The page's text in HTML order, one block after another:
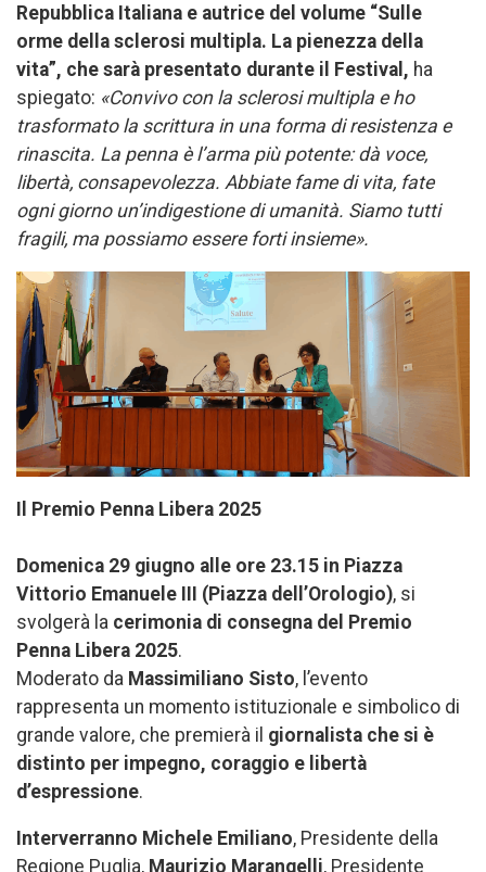
Repubblica Italiana e autrice del volume “Sulle
orme della sclerosi multipla. La pienezza della
vita”, che sarà presentato durante il Festival, ha
spiegato: «Convivo con la sclerosi multipla e ho
trasformato la scrittura in una forma di resistenza e
rinascita. La penna è l’arma più potente: dà voce,
libertà, consapevolezza. Abbiate fame di vita, fate
ogni giorno un’indigestione di umanità. Siamo tutti
fragili, ma possiamo essere forti insieme».
Il Premio Penna Libera 2025
Domenica 29 giugno alle ore 23.15 in Piazza
Vittorio Emanuele III (Piazza dell’Orologio), si
svolgerà la cerimonia di consegna del Premio
Penna Libera 2025.
Moderato da Massimiliano Sisto, l’evento
rappresenta un momento istituzionale e simbolico di
grande valore, che premierà il giornalista che si è
distinto per impegno, coraggio e libertà
d’espressione.
Interverranno Michele Emiliano, Presidente della
Regione Puglia, Maurizio Marangelli, Presidente